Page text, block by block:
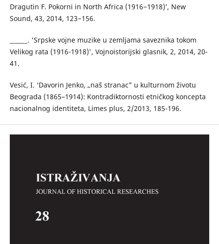
Dragutin F. Pokorni in North Africa (1916−1918)’, New
Sound, 43, 2014, 123−156.
______. 'Srpske vojne muzike u zemljama saveznika tokom
Velikog rata (1916-1918)', Vojnoistorijski glasnik, 2, 2014, 20-
41.
Vesić, I. ‘Davorin Jenko, „naš stranac” u kulturnom životu
Beograda (1865–1914): Kontradiktornosti etničkog koncepta
nacionalnog identiteta, Limes plus, 2/2013, 185-196.